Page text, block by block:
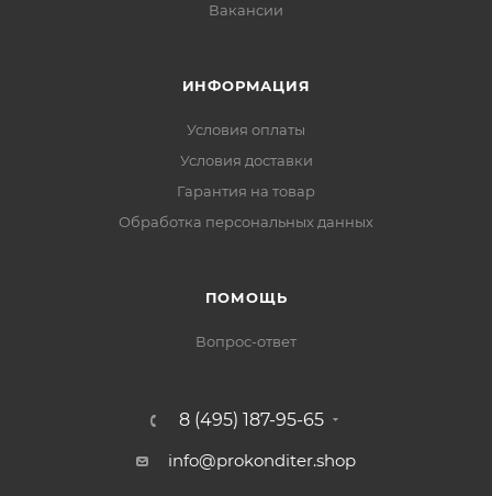
Вакансии
ИНФОРМАЦИЯ
Условия оплаты
Условия доставки
Гарантия на товар
Обработка персональных данных
ПОМОЩЬ
Вопрос-ответ
8 (495) 187-95-65
info@prokonditer.shop